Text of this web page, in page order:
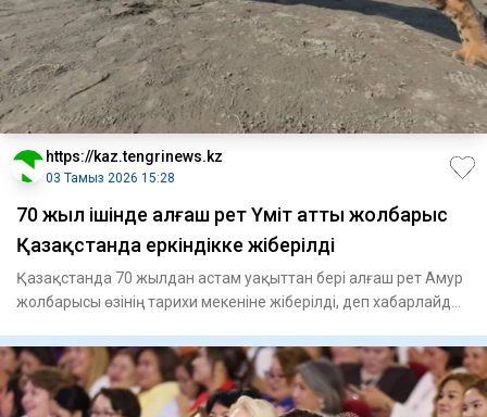
https://kaz.tengrinews.kz
03 Тамыз 2026 15:28
70 жыл ішінде алғаш рет Үміт атты жолбарыс
Қазақстанда еркіндікке жіберілді
Қазақстанда 70 жылдан астам уақыттан бері алғаш рет Амур
жолбарысы өзінің тарихи мекеніне жіберілді, деп хабарлайды